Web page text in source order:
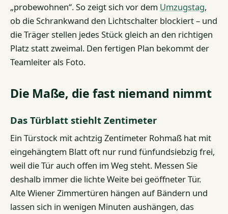
„probewohnen“. So zeigt sich vor dem Umzugstag,
ob die Schrankwand den Lichtschalter blockiert – und
die Träger stellen jedes Stück gleich an den richtigen
Platz statt zweimal. Den fertigen Plan bekommt der
Teamleiter als Foto.
Die Maße, die fast niemand nimmt
Das Türblatt stiehlt Zentimeter
Ein Türstock mit achtzig Zentimeter Rohmaß hat mit
eingehängtem Blatt oft nur rund fünfundsiebzig frei,
weil die Tür auch offen im Weg steht. Messen Sie
deshalb immer die lichte Weite bei geöffneter Tür.
Alte Wiener Zimmertüren hängen auf Bändern und
lassen sich in wenigen Minuten aushängen, das